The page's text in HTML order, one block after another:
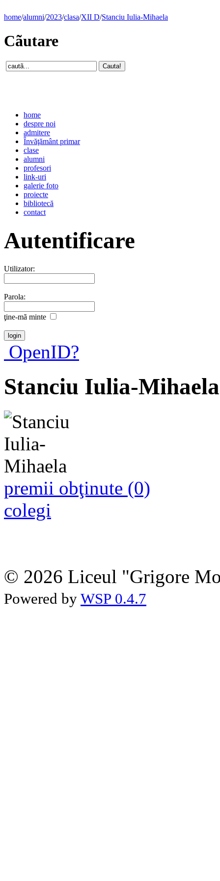
home/alumni/2023/clasa/XII D/Stanciu Iulia-Mihaela
Cãutare
home
despre noi
admitere
Învăţământ primar
clase
alumni
profesori
link-uri
galerie foto
proiecte
bibliotecă
contact
Autentificare
Utilizator:
Parola:
ţine-mã minte
OpenID?
Stanciu Iulia-Mihaela
premii obţinute (0)
colegi
© 2026 Liceul "Grigore
Powered by WSP 0.4.7